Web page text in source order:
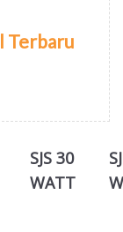
Terbaru
SJS 30
WATT